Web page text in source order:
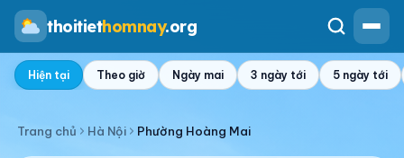
thoitiethomnay.org
Hiện tại Theo giờ Ngày mai 3 ngày tới 5 ngày tới
Trang chủ Hà Nội Phường Hoàng Mai